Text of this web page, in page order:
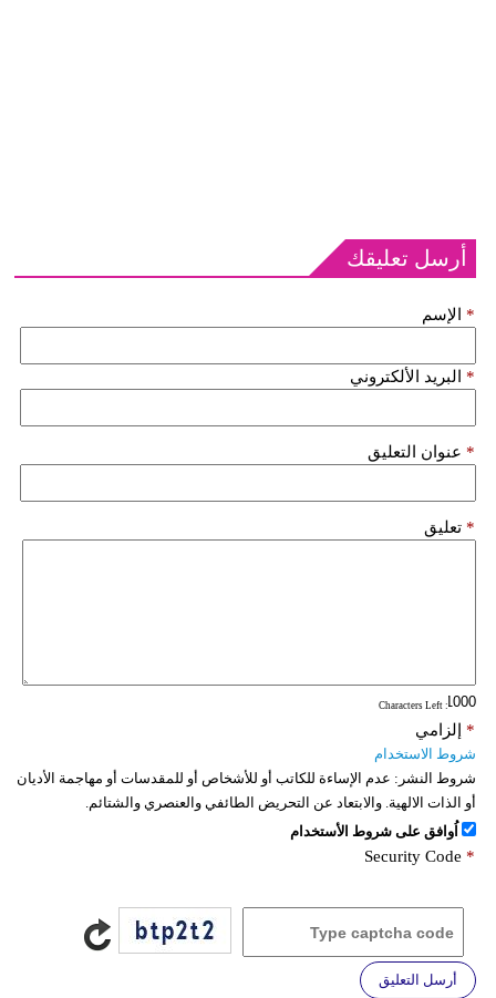
أرسل تعليقك
الإسم *
البريد الألكتروني *
عنوان التعليق *
تعليق *
: Characters Left
إلزامي *
شروط الاستخدام
شروط النشر: عدم الإساءة للكاتب أو للأشخاص أو للمقدسات أو مهاجمة الأديان
أو الذات الالهية. والابتعاد عن التحريض الطائفي والعنصري والشتائم.
اُوافق على شروط الأستخدام
Security Code *
أرسل التعليق